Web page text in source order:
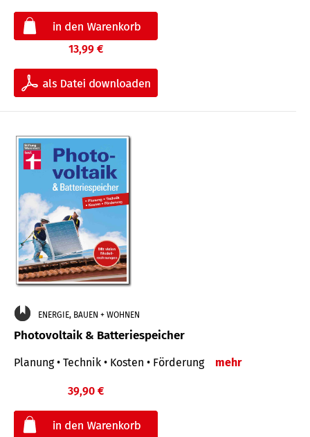
13,99 €
ENERGIE, BAUEN + WOHNEN
Photovoltaik & Batteriespeicher
Planung • Technik • Kosten • Förderung mehr
39,90 €